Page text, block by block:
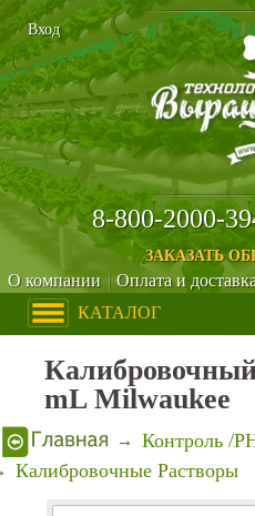
КАТАЛОГ
8-800-2000-
ЗАКАЗАТЬ
О компании Оплата и
Вход
mL Milwaukee
Контроль /
Калибровочные Растворы